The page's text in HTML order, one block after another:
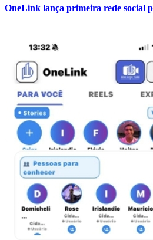
Botafogo
OneLink lança primeira rede social